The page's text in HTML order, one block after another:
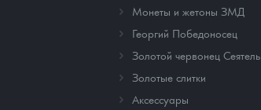
Монеты и жетоны ЗМД
Георгий Победоносец
Золотой червонец Сеятель
Золотые слитки
Аксессуары